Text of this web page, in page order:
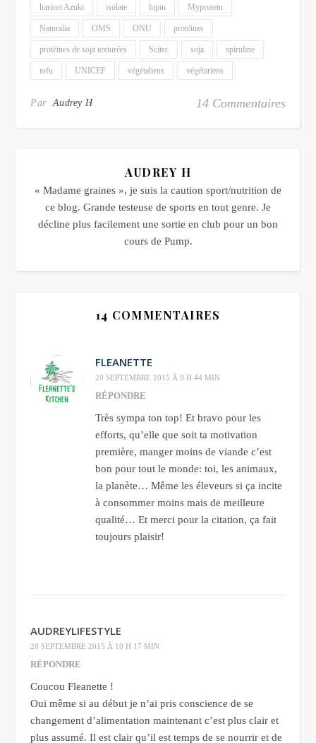
haricot Azuki isolate lupin Myprotein
Naturalia OMS ONU protéines
protéines de soja texturées Scitec soja spiruline
tofu UNICEF végétaliens végétariens
ParAudrey H 14 Commentaires
AUDREY H
« Madame graines », je suis la caution sport/nutrition de
ce blog. Grande testeuse de sports en tout genre. Je
décline plus facilement une sortie en club pour un bon
cours de Pump.
14 COMMENTAIRES
FLEANETTE
20 SEPTEMBRE 2015 À 9 H 44 MIN
RÉPONDRE
Très sympa ton top! Et bravo pour les
efforts, qu’elle que soit ta motivation
première, manger moins de viande c’est
bon pour tout le monde: toi, les animaux,
la planète… Même les éleveurs si ça incite
à consommer moins mais de meilleure
qualité… Et merci pour la citation, ça fait
toujours plaisir!
AUDREYLIFESTYLE
20 SEPTEMBRE 2015 À 10 H 17 MIN
RÉPONDRE
Coucou Fleanette !
Oui même si au début je n’ai pris conscience de se
changement d’alimentation maintenant c’est plus clair et
plus assumé. Il est clair qu’il est temps de se nourrir et de